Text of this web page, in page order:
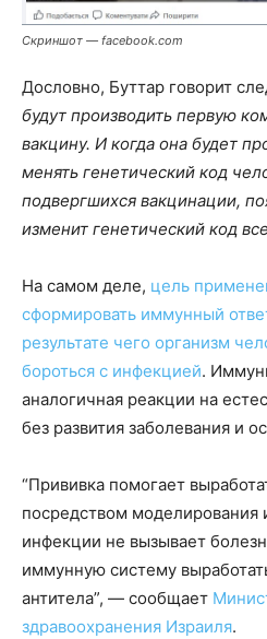
Скриншот — facebook.com
Дословно, Буттар говорит
будут производить первую
вакцину. И когда она будет
менять генетический код
подвергшихся вакцинации,
изменит генетический код
На самом деле, цель
сформировать иммунный
результате чего организм
бороться с инфекцией.
аналогичная реакции на
без развития заболевания и
“Прививка помогает
посредством моделирования
инфекции не вызывает
иммунную систему
антитела”, — сообщает
здравоохранения Израиля.